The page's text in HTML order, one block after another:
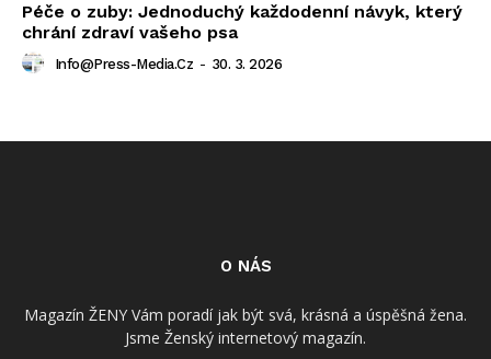
Péče o zuby: Jednoduchý každodenní návyk, který
chrání zdraví vašeho psa
Info@press-Media.cz - 30. 3. 2026
O NÁS
Magazín ŽENY Vám poradí jak být svá, krásná a úspěšná žena.
Jsme Ženský internetový magazín.